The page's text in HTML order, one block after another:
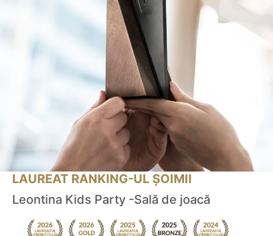
LAUREAT RANKING-UL ȘOIMII
Leontina Kids Party -Sală de joacă